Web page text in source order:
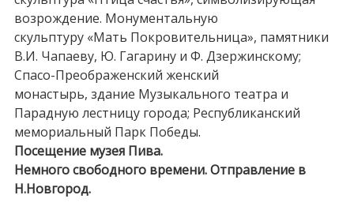
возрождение. Монументальную
скульптуру «Мать Покровительница», памятники
В.И. Чапаеву, Ю. Гагарину и Ф. Дзержинскому;
Спасо-Преображенский женский
монастырь, здание Музыкального театра и
Парадную лестницу города; Республиканский
мемориальный Парк Победы.
Посещение музея Пива.
Немного свободного времени. Отправление в
Н.Новгород.